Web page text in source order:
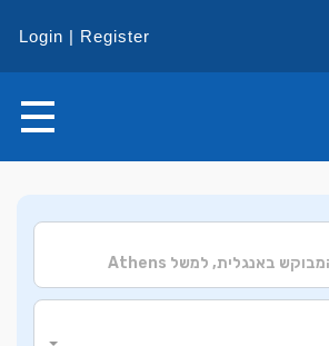
Login Register
+